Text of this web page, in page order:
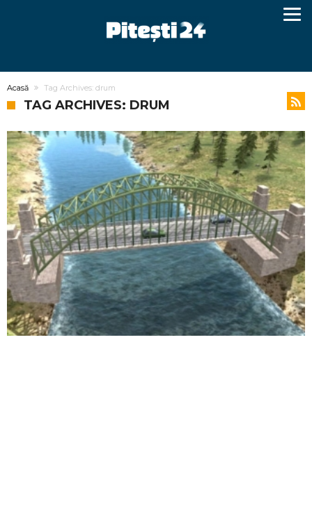
Acasă Tag Archives: drum
TAG ARCHIVES: DRUM